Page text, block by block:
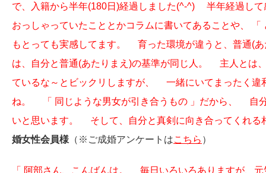
で、入籍から半年(180日)経過しました(^-^)
半年経過して
おっしゃっていたこととかコラムに書いてあることや、
もとっても実感してます。
育った環境が違うと、普通(
は、自分と普通(あたりまえ)の基準が同じ人。
主人とは
ているな～とビックリしますが、
一緒にいてまったく違
ね。
「 同じような男女が引き合うもの 」だから、
自
いと思います。
そして、自分と真剣に向き合ってくれる
婚女性会員様 （※ご成婚アンケートはこちら ）
「 阿部さん、こんばんは。 毎日いろいろありますが、元